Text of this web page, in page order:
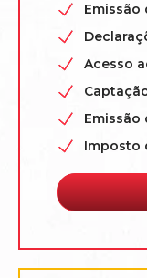
Emissão
Acesso
Emissão
Imposto